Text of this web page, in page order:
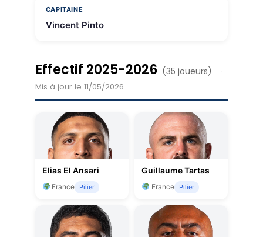
CAPITAINE
Vincent Pinto
Effectif 2025-2026 (35 joueurs)
·
Mis à jour le 11/05/2026
Elias El Ansari
France Pilier
Guillaume Tartas
France Pilier